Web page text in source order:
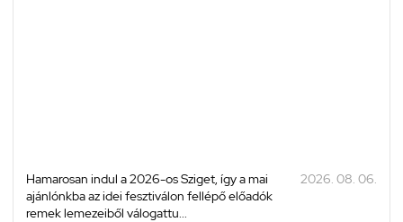
Hamarosan indul a 2026-os Sziget, így a mai
ajánlónkba az idei fesztiválon fellépő előadók
remek lemezeiből válogattu...
2026. 08. 06.